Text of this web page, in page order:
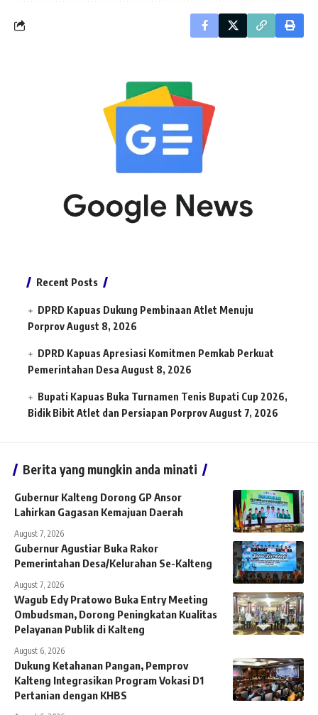
Recent Posts
DPRD Kapuas Dukung Pembinaan Atlet Menuju
PorprovAugust 8, 2026
DPRD Kapuas Apresiasi Komitmen Pemkab Perkuat
Pemerintahan Desa August 8, 2026
Bupati Kapuas Buka Turnamen Tenis Bupati Cup 2026,
Bidik Bibit Atlet dan Persiapan PorprovAugust 7, 2026
Berita yang mungkin anda minati
Gubernur Kalteng Dorong GP Ansor
Lahirkan Gagasan Kemajuan Daerah
August 7, 2026
Gubernur Agustiar Buka Rakor
Pemerintahan Desa/Kelurahan Se-Kalteng
August 7, 2026
Wagub Edy Pratowo Buka Entry Meeting
Ombudsman, Dorong Peningkatan Kualitas
Pelayanan Publik di Kalteng
August 6, 2026
Dukung Ketahanan Pangan, Pemprov
Kalteng Integrasikan Program Vokasi D1
Pertanian dengan KHBS